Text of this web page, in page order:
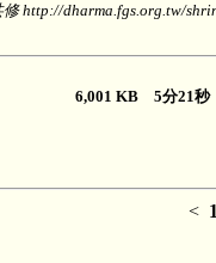
http://dharma.fgs.org.tw/
6,001 KB 5分21
<